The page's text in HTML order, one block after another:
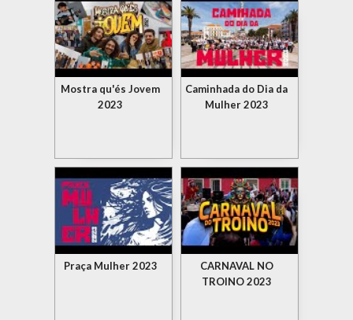
Mostra qu'és Jovem
2023
Caminhada do Dia da
Mulher 2023
Praça Mulher 2023
CARNAVAL NO
TROINO 2023